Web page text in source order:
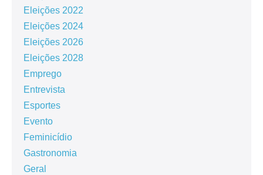
Eleições 2022
Eleições 2024
Eleições 2026
Eleições 2028
Emprego
Entrevista
Esportes
Evento
Feminicídio
Gastronomia
Geral